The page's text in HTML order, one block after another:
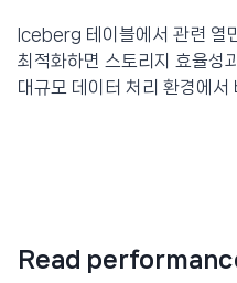
Iceberg 테이블에서 관련 열
최적화하면 스토리지 효율성
대규모 데이터 처리 환경에서
Read